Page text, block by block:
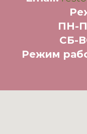
ПН-
СБ-
Режим